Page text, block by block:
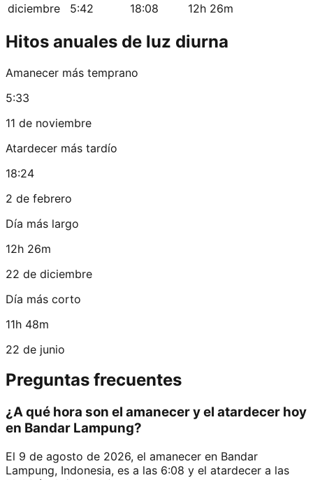
diciembre
5:42 18:08 12h 26m
Hitos anuales de luz diurna
Amanecer más temprano
5:33
11 de noviembre
Atardecer más tardío
18:24
2 de febrero
Día más largo
12h 26m
22 de diciembre
Día más corto
11h 48m
22 de junio
Preguntas frecuentes
¿A qué hora son el amanecer y el atardecer hoy
en Bandar Lampung?
El 9 de agosto de 2026, el amanecer en Bandar
Lampung, Indonesia, es a las 6:08 y el atardecer a las